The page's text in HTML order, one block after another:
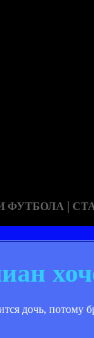
ФУТБОЛА |
дочь, потому